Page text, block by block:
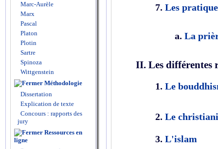
Marc-Aurèle
Marx
Pascal
Platon
Plotin
Sartre
Spinoza
Wittgenstein
Méthodologie
Dissertation
Explication de texte
Concours : rapports des
jury
Ressources en
ligne
7. Les
a. La
II. Les différentes
1. Le
2. Le
3. L'islam